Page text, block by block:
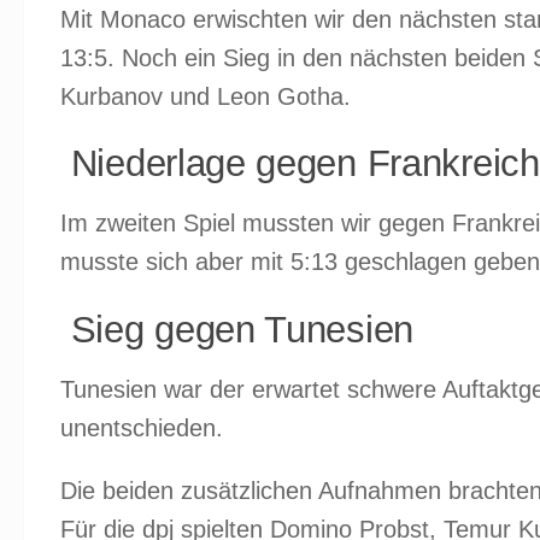
Mit Monaco erwischten wir den nächsten
13:5. Noch ein Sieg in den nächsten
Kurbanov und Leon Gotha.
Niederlage gegen
Im zweiten Spiel mussten wir gegen
musste sich aber mit 5:13 geschlagen
Sieg gegen Tunesien
Tunesien war der erwartet schwere
unentschieden.
Die beiden zusätzlichen Aufnahmen
Für die dpj spielten Domino Probst, Temur